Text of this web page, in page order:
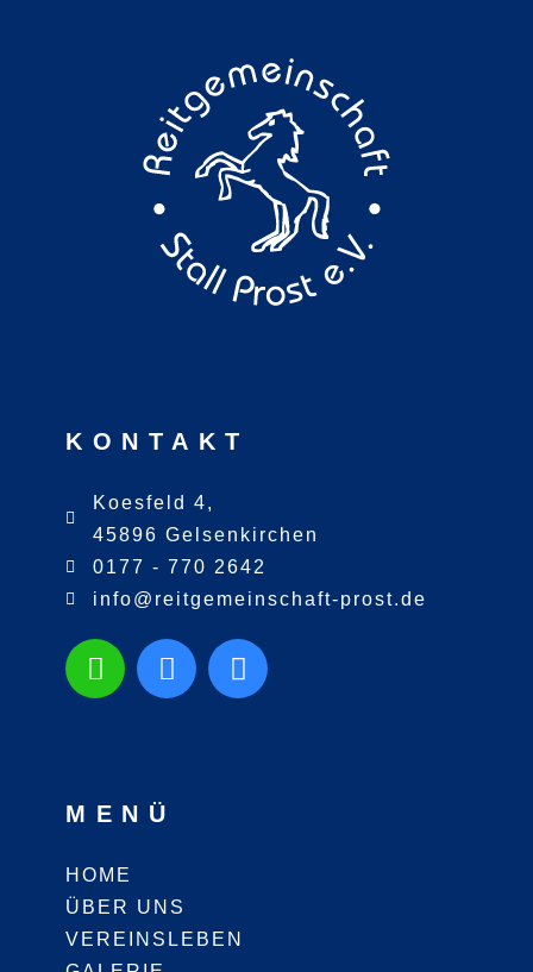
KONTAKT
Koesfeld 4,
45896 Gelsenkirchen
0177 - 770 2642
info@reitgemeinschaft-prost.de
MENÜ
HOME
ÜBER UNS
VEREINSLEBEN